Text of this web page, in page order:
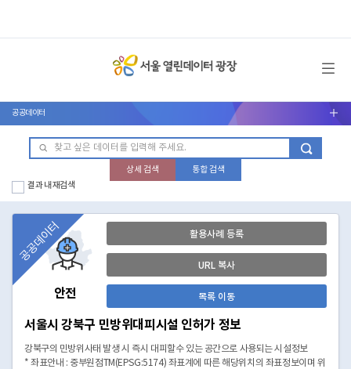
메뉴 열기
공공데이터 서브메뉴 열기
상세 검색
통합 검색
결과 내 재검색
안전
공공데이터 활용사례 등록
URL 복사
목록 이동
서울시 강북구 민방위대피시설 인허가 정보
강북구의 민방위사태 발생 시 즉시 대피할수 있는 공간으로 사용되는 시설정보
* 좌표안내 : 중부원점TM(EPSG:5174) 좌표계에 따른 해당위치의 좌표정보이며 위